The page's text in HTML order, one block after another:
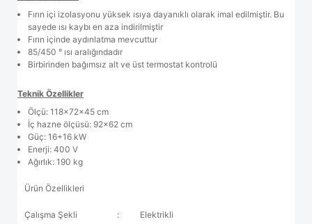
Fırın içi izolasyonu yüksek ısıya dayanıklı olarak imal edilmiştir. Bu
sayede ısı kaybı en aza indirilmiştir
Fırın içinde aydınlatma mevcuttur
85/450 ° ısı aralığındadır
Birbirinden bağımsız alt ve üst termostat kontrolü
Teknik Özellikler
Ölçü: 118x72x45 cm
İç hazne ölçüsü: 92x62 cm
Güç: 16+16 kW
Enerji: 400 V
Ağırlık: 190 kg
Ürün Özellikleri
Çalışma Şekli : Elektrikli